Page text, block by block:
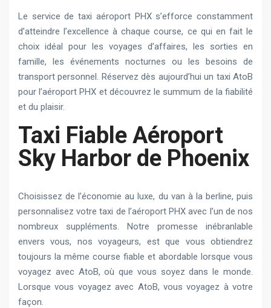
Le service de taxi aéroport PHX s’efforce constamment
d’atteindre l’excellence à chaque course, ce qui en fait le
choix idéal pour les voyages d’affaires, les sorties en
famille, les événements nocturnes ou les besoins de
transport personnel. Réservez dès aujourd’hui un taxi AtoB
pour l’aéroport PHX et découvrez le summum de la fiabilité
et du plaisir.
Taxi Fiable Aéroport
Sky Harbor de Phoenix
Choisissez de l’économie au luxe, du van à la berline, puis
personnalisez votre taxi de l’aéroport PHX avec l’un de nos
nombreux suppléments. Notre promesse inébranlable
envers vous, nos voyageurs, est que vous obtiendrez
toujours la même course fiable et abordable lorsque vous
voyagez avec AtoB, où que vous soyez dans le monde.
Lorsque vous voyagez avec AtoB, vous voyagez à votre
façon.